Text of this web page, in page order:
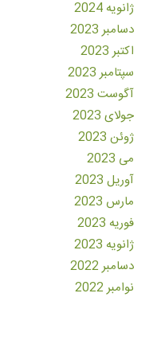
ژانویه 2024
دسامبر 2023
اکتبر 2023
سپتامبر 2023
آگوست 2023
جولای 2023
ژوئن 2023
می 2023
آوریل 2023
مارس 2023
فوریه 2023
ژانویه 2023
دسامبر 2022
نوامبر 2022